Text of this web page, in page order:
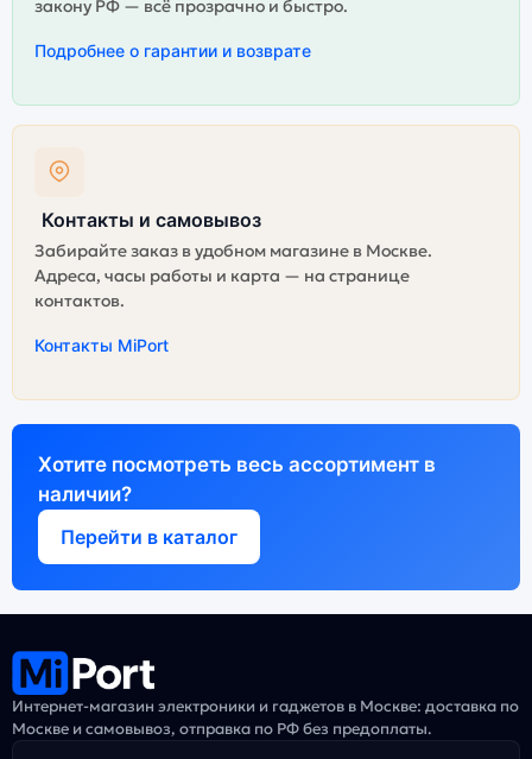
закону РФ — всё прозрачно и быстро.
Подробнее о гарантии и возврате
Контакты и самовывоз
Забирайте заказ в удобном магазине в Москве.
Адреса, часы работы и карта — на странице
контактов.
Контакты MiPort
Хотите посмотреть весь ассортимент в
наличии?
Перейти в каталог
Интернет-магазин электроники и гаджетов в Москве: доставка по
Москве и самовывоз, отправка по РФ без предоплаты.